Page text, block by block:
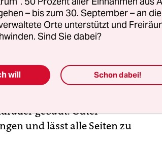
zu meinen
Nah dran zu sein
zu schauen – das zeichnet
deutlichsten spürbar und
Förderrichtlinien oder die
gebaut. Guter
und lässt alle Seiten zu
– bis zum 30. September – an
Orte unterstützt und
Sind Sie dabei?
will Schon dabei!